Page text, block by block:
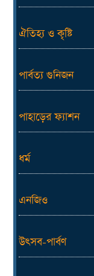
ঐতিহ্য ও কৃষ্টি
পার্বত্য গুনিজন
পাহাড়ের ফ্যাশন
ধর্ম
এনজিও
উৎসব-পার্বণ